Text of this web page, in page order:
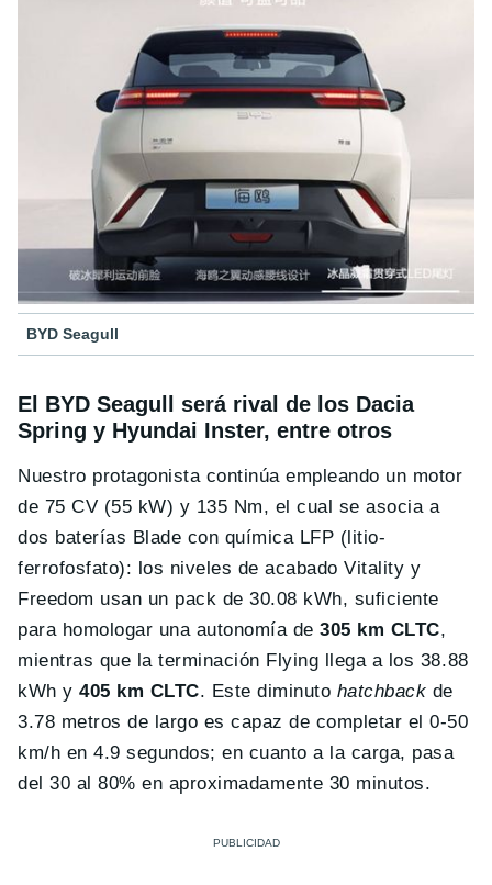
BYD Seagull
El BYD Seagull será rival de los Dacia
Spring y Hyundai Inster, entre otros
Nuestro protagonista continúa empleando un motor
de 75 CV (55 kW) y 135 Nm, el cual se asocia a
dos baterías Blade con química LFP (litio-
ferrofosfato): los niveles de acabado Vitality y
Freedom usan un pack de 30.08 kWh, suficiente
para homologar una autonomía de305 km CLTC,
mientras que la terminación Flying llega a los 38.88
kWh y 405 km CLTC. Este diminuto hatchback de
3.78 metros de largo es capaz de completar el 0-50
km/h en 4.9 segundos; en cuanto a la carga, pasa
del 30 al 80% en aproximadamente 30 minutos.